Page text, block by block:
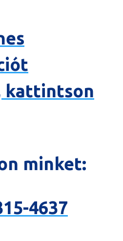
kattintson
minket:
4637